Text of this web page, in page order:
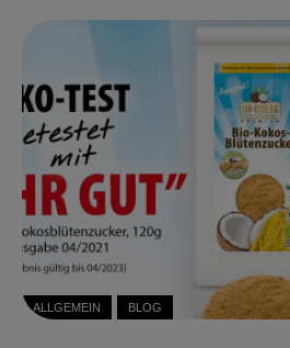
ALLGEMEIN BLOG